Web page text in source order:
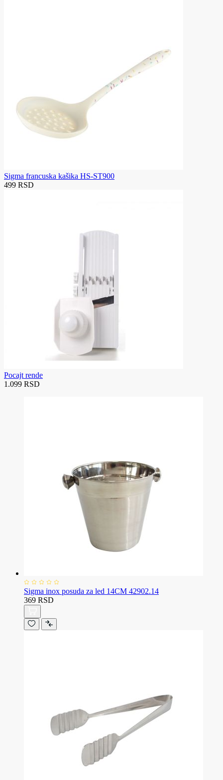
Sigma francuska kašika HS-ST900
499 RSD
Pocajt rende
1.099 RSD
Sigma inox posuda za led 14CM 42902.14
369 RSD